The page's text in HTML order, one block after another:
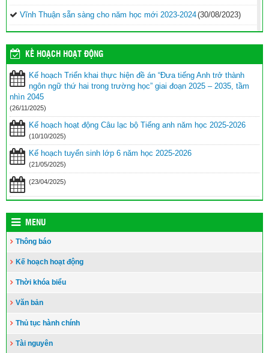
Vĩnh Thuận sẵn sàng cho năm học mới 2023-2024(30/08/2023)
Tổng kết năm học 2022-2023 và triển khai phương hướng, nhiệm
vụ trọng tâm năm học 2023-2024(30/08/2023)
Trao 20 suất quà cho học sinh có hoàn cảnh khó khăn trước thềm
năm học mới (25/08/2023)
Toà án nhân dân tỉnh Kiên Giang tặng Quỹ khuyến học huyện Vĩnh
Thuận trước thềm năm học 2023-2024
Đẩy nhanh tiến độ thi công “Công trình xây nhà khuyến học năm
2023” tặng học sinh nghèo vượt khó học giỏi hiện chưa có nhà
ở(10/08/2023)
KẾ HOẠCH HOẠT ĐỘNG
Kế hoạch Triển khai thực hiện đề án “Đưa tiếng Anh trở thành
ngôn ngữ thứ hai trong trường học” giai đoạn 2025 – 2035, tầm
nhìn 2045
(26/11/2025)
Kế hoạch hoạt động Câu lạc bộ Tiếng anh năm học 2025-2026
(10/10/2025)
Kế hoạch tuyển sinh lớp 6 năm học 2025-2026
(21/05/2025)
(23/04/2025)
MENU
Thông báo
Kế hoạch hoạt động
Thời khóa biểu
Văn bản
Thủ tục hành chính
Tài nguyên